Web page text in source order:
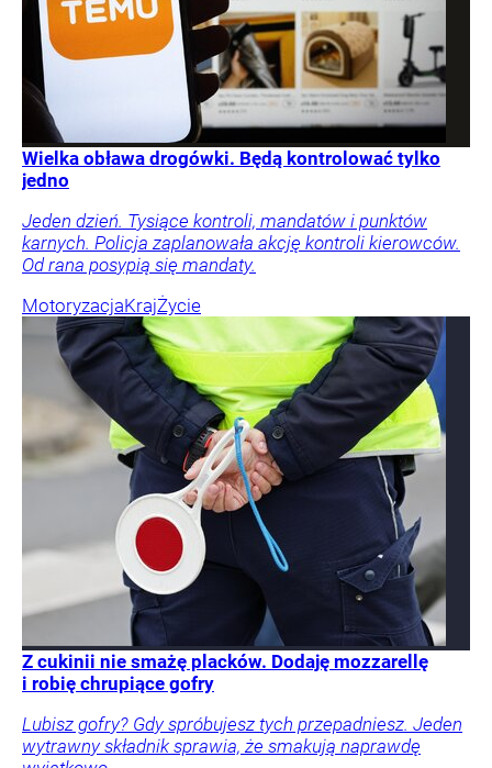
Wielka obława drogówki. Będą kontrolować tylko
jedno
Jeden dzień. Tysiące kontroli, mandatów i punktów
karnych. Policja zaplanowała akcję kontroli kierowców.
Od rana posypią się mandaty.
MotoryzacjaKrajŻycie
Z cukinii nie smażę placków. Dodaję mozzarellę
i robię chrupiące gofry
Lubisz gofry? Gdy spróbujesz tych przepadniesz. Jeden
wytrawny składnik sprawia, że smakują naprawdę